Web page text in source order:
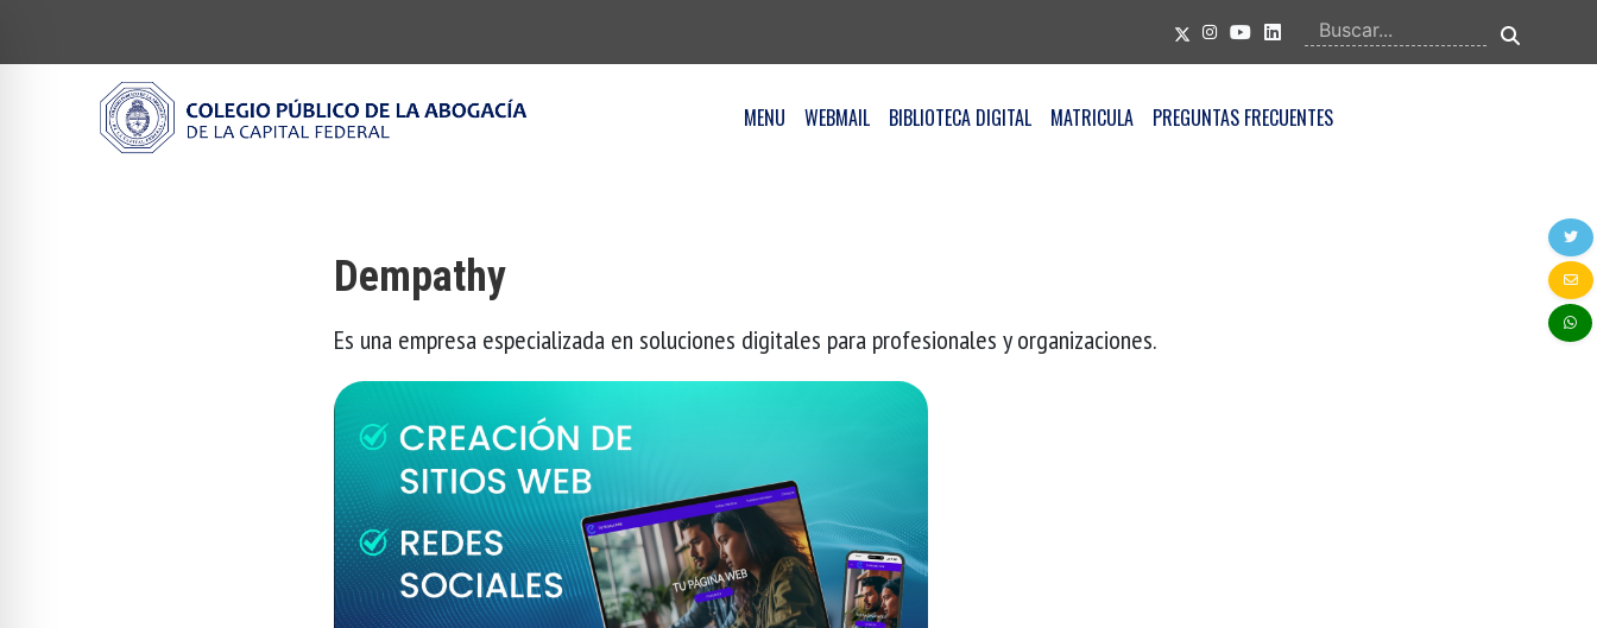
MENU WEBMAIL BIBLIOTECA DIGITAL MATRICULA PREGUNTAS FRECUENTES
Dempathy
Es una empresa especializada en soluciones digitales para profesionales y organizaciones.